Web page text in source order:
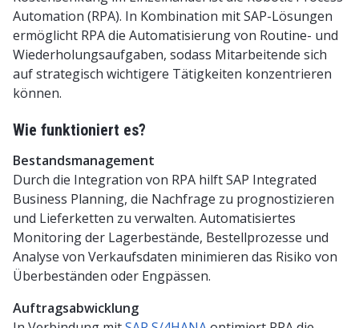
Automation (RPA). In Kombination mit SAP-Lösungen
ermöglicht RPA die Automatisierung von Routine- und
Wiederholungsaufgaben, sodass Mitarbeitende sich
auf strategisch wichtigere Tätigkeiten konzentrieren
können.
Wie funktioniert es?
Bestandsmanagement
Durch die Integration von RPA hilft SAP Integrated
Business Planning, die Nachfrage zu prognostizieren
und Lieferketten zu verwalten. Automatisiertes
Monitoring der Lagerbestände, Bestellprozesse und
Analyse von Verkaufsdaten minimieren das Risiko von
Überbeständen oder Engpässen.
Auftragsabwicklung